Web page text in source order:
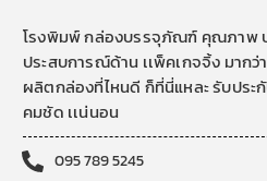
โรงพิมพ์ กล่องบรรจุภัณฑ์ คุณภาพ
ประสบการณ์ด้าน เเพ็คเกจจิ้ง มาก
ผลิตกล่องที่ไหนดี ก็ที่นี่แหละ รับประ
คมชัด เเน่นอน
095 789 5245